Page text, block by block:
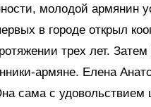
молодой армянин
в городе открыл
трех лет.
армяне. Елена
сама с удовольствием